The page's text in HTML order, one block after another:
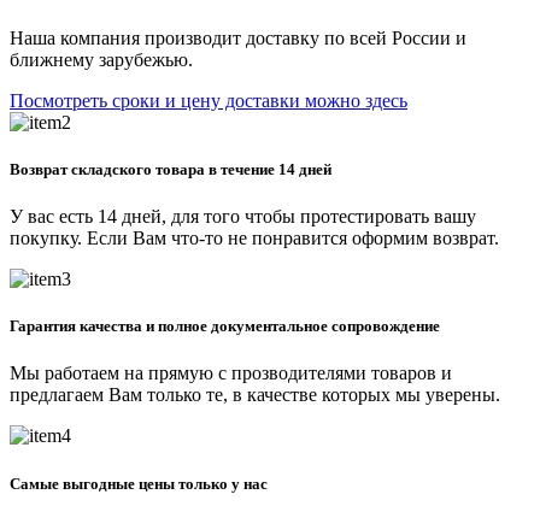
Наша компания производит доставку по всей России и
ближнему зарубежью.
Посмотреть сроки и цену доставки можно здесь
Возврат складского товара в течение 14 дней
У вас есть 14 дней, для того чтобы протестировать вашу
покупку. Если Вам что-то не понравится оформим возврат.
Гарантия качества и полное документальное сопровождение
Мы работаем на прямую с прозводителями товаров и
предлагаем Вам только те, в качестве которых мы уверены.
Самые выгодные цены только у нас